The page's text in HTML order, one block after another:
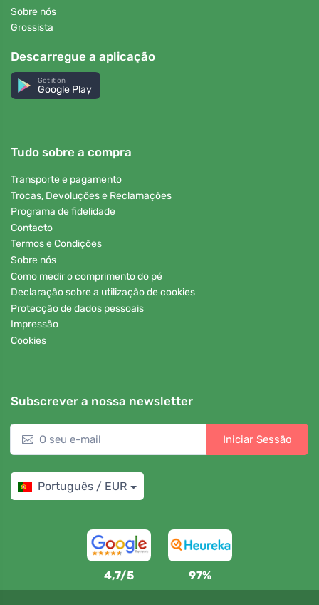
Sobre nós
Grossista
Descarregue a aplicação
Get it on
Google Play
Tudo sobre a compra
Transporte e pagamento
Trocas, Devoluções e Reclamações
Programa de fidelidade
Contacto
Termos e Condições
Sobre nós
Como medir o comprimento do pé
Declaração sobre a utilização de cookies
Protecção de dados pessoais
Impressão
Cookies
Subscrever a nossa newsletter
Iniciar Sessão
Português / EUR
4,7/5 97%